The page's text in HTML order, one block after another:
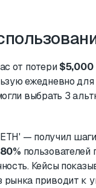
от потери$5,000
ежедневно
выбрать 3
— получил
80%
Кейсы
рынка приводит к